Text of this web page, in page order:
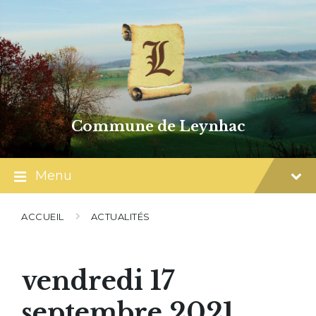
content
main
navigation
footer
Commune de Leynhac
Menu
ACCUEIL ACTUALITÉS
vendredi 17